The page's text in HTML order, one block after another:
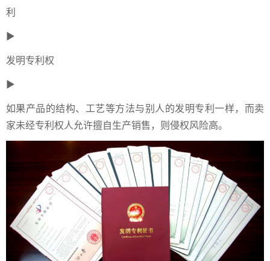
利
►
发明专利权
►
如果产品的结构、工艺等方法与别人的发明专利一样，而卖
家未经专利权人允许擅自生产销售，则侵权风险高。